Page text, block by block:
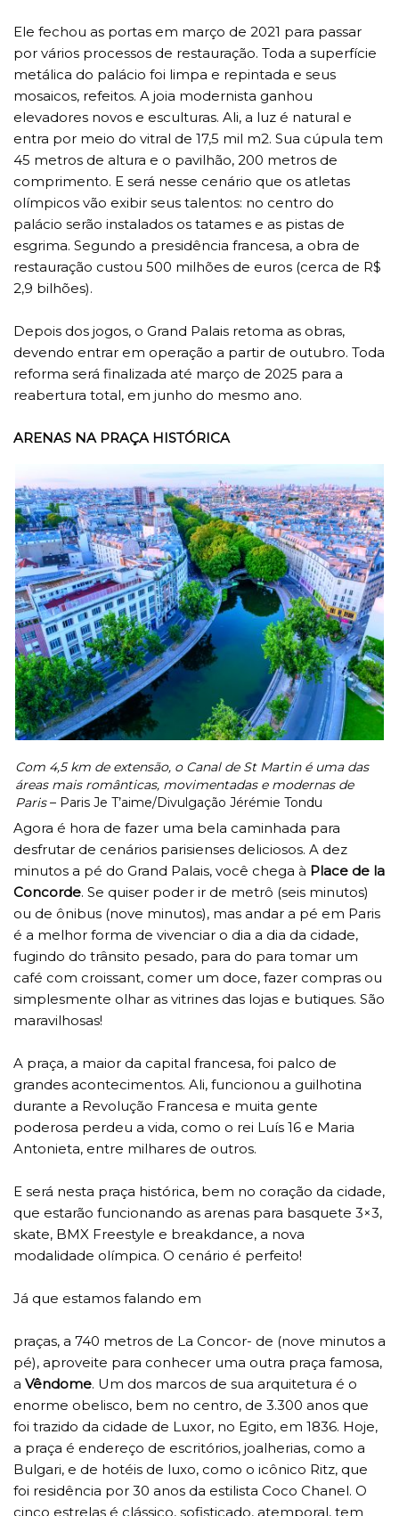
Ele fechou as portas em março de 2021 para passar
por vários processos de restauração. Toda a superfície
metálica do palácio foi limpa e repintada e seus
mosaicos, refeitos. A joia modernista ganhou
elevadores novos e esculturas. Ali, a luz é natural e
entra por meio do vitral de 17,5 mil m2. Sua cúpula tem
45 metros de altura e o pavilhão, 200 metros de
comprimento. E será nesse cenário que os atletas
olímpicos vão exibir seus talentos: no centro do
palácio serão instalados os tatames e as pistas de
esgrima. Segundo a presidência francesa, a obra de
restauração custou 500 milhões de euros (cerca de R$
2,9 bilhões).
Depois dos jogos, o Grand Palais retoma as obras,
devendo entrar em operação a partir de outubro. Toda
reforma será finalizada até março de 2025 para a
reabertura total, em junho do mesmo ano.
ARENAS NA PRAÇA HISTÓRICA
Com 4,5 km de extensão, o Canal de St Martin é uma das
áreas mais românticas, movimentadas e modernas de
Paris– Paris Je T’aime/Divulgação Jérémie Tondu
Agora é hora de fazer uma bela caminhada para
desfrutar de cenários parisienses deliciosos. A dez
minutos a pé do Grand Palais, você chega à Place de la
Concorde. Se quiser poder ir de metrô (seis minutos)
ou de ônibus (nove minutos), mas andar a pé em Paris
é a melhor forma de vivenciar o dia a dia da cidade,
fugindo do trânsito pesado, para do para tomar um
café com croissant, comer um doce, fazer compras ou
simplesmente olhar as vitrines das lojas e butiques. São
maravilhosas!
A praça, a maior da capital francesa, foi palco de
grandes acontecimentos. Ali, funcionou a guilhotina
durante a Revolução Francesa e muita gente
poderosa perdeu a vida, como o rei Luís 16 e Maria
Antonieta, entre milhares de outros.
E será nesta praça histórica, bem no coração da cidade,
que estarão funcionando as arenas para basquete 3×3,
skate, BMX Freestyle e breakdance, a nova
modalidade olímpica. O cenário é perfeito!
Já que estamos falando em
praças, a 740 metros de La Concor- de (nove minutos a
pé), aproveite para conhecer uma outra praça famosa,
a Vêndome. Um dos marcos de sua arquitetura é o
enorme obelisco, bem no centro, de 3.300 anos que
foi trazido da cidade de Luxor, no Egito, em 1836. Hoje,
a praça é endereço de escritórios, joalherias, como a
Bulgari, e de hotéis de luxo, como o icônico Ritz, que
foi residência por 30 anos da estilista Coco Chanel. O
cinco estrelas é clássico, sofisticado, atemporal, tem